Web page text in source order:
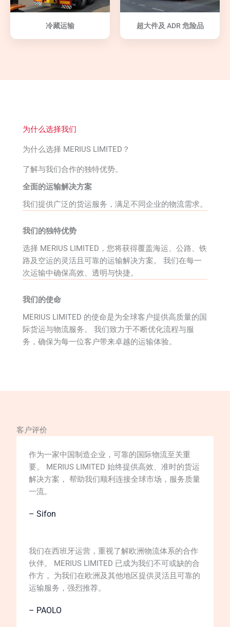
冷藏运输 超大件及 ADR 危险品
为什么选择我们
为什么选择 MERIUS LIMITED？
了解与我们合作的独特优势。
全面的运输解决方案
我们提供广泛的货运服务，满足不同企业的物流需求。
我们的独特优势
选择 MERIUS LIMITED，您将获得覆盖海运、公路、铁
路及空运的灵活且可靠的运输解决方案。 我们在每一
次运输中确保高效、透明与快捷。
我们的使命
MERIUS LIMITED 的使命是为全球客户提供高质量的国
际货运与物流服务。 我们致力于不断优化流程与服
务，确保为每一位客户带来卓越的运输体验。
客户评价
作为一家中国制造企业，可靠的国际物流至关重
要。 MERIUS LIMITED 始终提供高效、准时的货运
解决方案， 帮助我们顺利连接全球市场，服务质量
一流。
– Sifon
我们在西班牙运营，重视了解欧洲物流体系的合作
伙伴。 MERIUS LIMITED 已成为我们不可或缺的合
作方， 为我们在欧洲及其他地区提供灵活且可靠的
运输服务，强烈推荐。
– PAOLO